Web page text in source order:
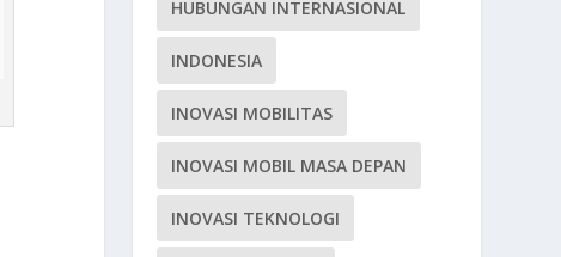
HUBUNGAN INTERNASIONAL
INDONESIA
INOVASI MOBILITAS
INOVASI MOBIL MASA DEPAN
INOVASI TEKNOLOGI